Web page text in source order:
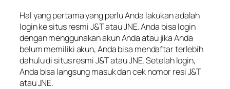
Hal yang pertama yang perlu Anda lakukan adalah
login ke situs resmi J&T atau JNE. Anda bisa login
dengan menggunakan akun Anda atau jika Anda
belum memiliki akun, Anda bisa mendaftar terlebih
dahulu di situs resmi J&T atau JNE. Setelah login,
Anda bisa langsung masuk dan cek nomor resi J&T
atau JNE.